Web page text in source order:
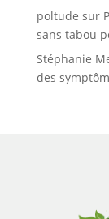
poltude sur
sans tabou
Stéphanie
des